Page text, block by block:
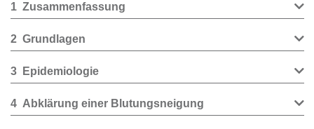
1 Zusammenfassung
2 Grundlagen
3 Epidemiologie
4 Abklärung einer Blutungsneigung